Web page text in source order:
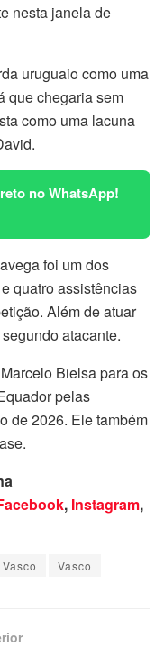
nesta janela de
uruguaio como uma
que chegaria sem
como uma lacuna
no WhatsApp!
foi um dos
quatro assistências
Além de atuar
atacante.
Bielsa para os
pelas
de 2026. Ele também
, Instagram,
Vasco